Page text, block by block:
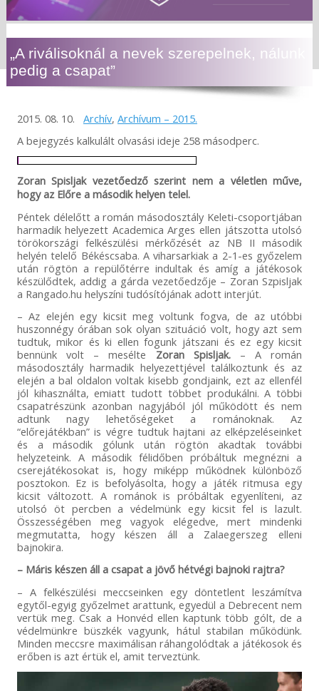
„A riválisoknál a nevek szerepelnek, nálunk
pedig a csapat”
2015. 08. 10. Archív, Archívum – 2015.
A bejegyzés kalkulált olvasási ideje 258 másodperc.
Zoran Spisljak vezetőedző szerint nem a véletlen műve,
hogy az Előre a második helyen telel.
Péntek délelőtt a román másodosztály Keleti-csoportjában
harmadik helyezett Academica Arges ellen játszotta utolsó
törökországi felkészülési mérkőzését az NB II második
helyén telelő Békéscsaba. A viharsarkiak a 2-1-es győzelem
után rögtön a repülőtérre indultak és amíg a játékosok
készülődtek, addig a gárda vezetőedzője – Zoran Szpisljak
a Rangado.hu helyszíni tudósítójának adott interjút.
– Az elején egy kicsit meg voltunk fogva, de az utóbbi
huszonnégy órában sok olyan szituáció volt, hogy azt sem
tudtuk, mikor és ki ellen fogunk játszani és ez egy kicsit
bennünk volt – mesélte Zoran Spisljak.– A román
másodosztály harmadik helyezettjével találkoztunk és az
elején a bal oldalon voltak kisebb gondjaink, ezt az ellenfél
jól kihasználta, emiatt tudott többet produkálni. A többi
csapatrészünk azonban nagyjából jól működött és nem
adtunk nagy lehetőségeket a románoknak. Az
“előrejátékban” is végre tudtuk hajtani az elképzeléseinket
és a második gólunk után rögtön akadtak további
helyzeteink. A második félidőben próbáltuk megnézni a
cserejátékosokat is, hogy miképp működnek különböző
posztokon. Ez is befolyásolta, hogy a játék ritmusa egy
kicsit változott. A románok is próbáltak egyenlíteni, az
utolsó öt percben a védelmünk egy kicsit fel is lazult.
Összességében meg vagyok elégedve, mert mindenki
megmutatta, hogy készen áll a Zalaegerszeg elleni
bajnokira.
– Máris készen áll a csapat a jövő hétvégi bajnoki rajtra?
– A felkészülési meccseinken egy döntetlent leszámítva
egytől-egyig győzelmet arattunk, egyedül a Debrecent nem
vertük meg. Csak a Honvéd ellen kaptunk több gólt, de a
védelmünkre büszkék vagyunk, hátul stabilan működünk.
Minden meccsre maximálisan ráhangolódtak a játékosok és
erőben is azt értük el, amit terveztünk.